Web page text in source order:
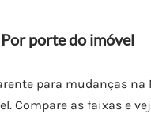
Por porte do imóvel
para mudanças na
Compare as faixas e